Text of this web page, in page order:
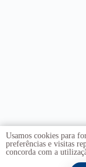
Usamos cookies para
preferências e visitas
concorda com a